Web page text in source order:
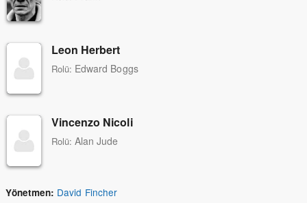
Leon Herbert
Rolü: Edward Boggs
Vincenzo Nicoli
Rolü: Alan Jude
Yönetmen: David Fincher